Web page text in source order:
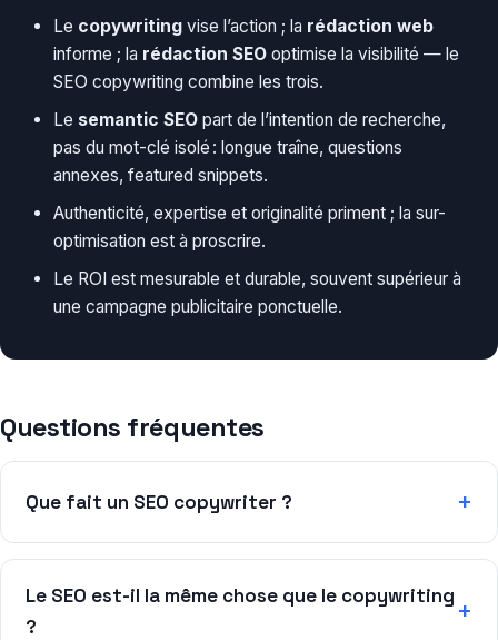
Le copywriting vise l’action ; la rédaction web
informe ; la rédaction SEO optimise la visibilité — le
SEO copywriting combine les trois.
Le semantic SEO part de l’intention de recherche,
pas du mot-clé isolé : longue traîne, questions
annexes, featured snippets.
Authenticité, expertise et originalité priment ; la sur-
optimisation est à proscrire.
Le ROI est mesurable et durable, souvent supérieur à
une campagne publicitaire ponctuelle.
Questions fréquentes
Que fait un SEO copywriter ?
Le SEO est-il la même chose que le copywriting
?